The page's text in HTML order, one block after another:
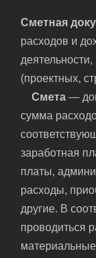
Сметная
расходов и
(проектных,
Смета —
сумма
заработная
платы,
расходы,
другие. В
проводиться